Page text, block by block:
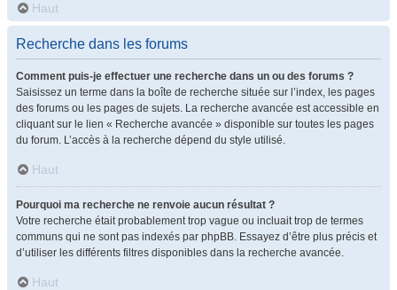
Haut
Recherche dans les forums
Comment puis-je effectuer une recherche dans un ou des forums ?
Saisissez un terme dans la boîte de recherche située sur l’index, les pages
des forums ou les pages de sujets. La recherche avancée est accessible en
cliquant sur le lien « Recherche avancée » disponible sur toutes les pages
du forum. L’accès à la recherche dépend du style utilisé.
Haut
Pourquoi ma recherche ne renvoie aucun résultat ?
Votre recherche était probablement trop vague ou incluait trop de termes
communs qui ne sont pas indexés par phpBB. Essayez d’être plus précis et
d’utiliser les différents filtres disponibles dans la recherche avancée.
Haut